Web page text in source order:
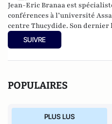
Jean-Eric Branaa est
conférences à l’université
centre Thucydide. Son
Harris, l'Amérique du futur
collection Chronos, poche,
divisée(Privat, 2017),
1968:
2018),Joe Biden : le 3e mandat
biographie de Joe Biden
SUIVRE
POPULAIRES
PLUS LUS